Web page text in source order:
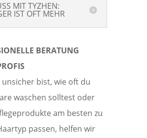
MIT TYZHEN:
IST OFT MEHR
BERATUNG
bist, wie oft du
waschen solltest oder
am besten zu
passen, helfen wir